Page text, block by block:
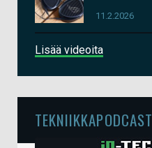
11.2.2026
Lisää videoita
TEKNIIKKAPODCAST